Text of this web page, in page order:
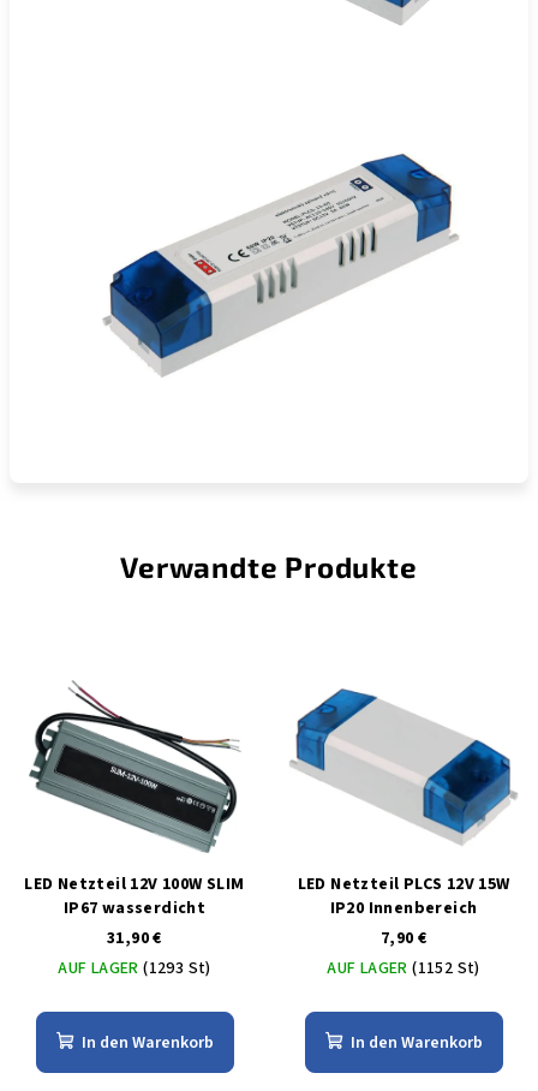
Verwandte Produkte
LED Netzteil 12V 100W SLIM
IP67 wasserdicht
31,90 €
AUF LAGER(1293 St)
In den Warenkorb
LED Netzteil PLCS 12V 15W
IP20 Innenbereich
7,90 €
AUF LAGER(1152 St)
In den Warenkorb